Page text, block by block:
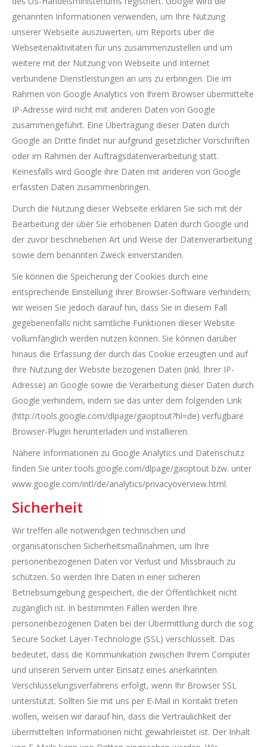
genannten Informationen verwenden, um Ihre Nutzung
unserer Webseite auszuwerten, um Reports über die
Webseitenaktivitäten für uns zusammenzustellen und um
weitere mit der Nutzung von Webseite und Internet
verbundene Dienstleistungen an uns zu erbringen. Die im
Rahmen von Google Analytics von Ihrem Browser übermittelte
IP-Adresse wird nicht mit anderen Daten von Google
zusammengeführt. Eine Übertragung dieser Daten durch
Google an Dritte findet nur aufgrund gesetzlicher Vorschriften
oder im Rahmen der Auftragsdatenverarbeitung statt.
Keinesfalls wird Google ihre Daten mit anderen von Google
erfassten Daten zusammenbringen.
Durch die Nutzung dieser Webseite erklären Sie sich mit der
Bearbeitung der über Sie erhobenen Daten durch Google und
der zuvor beschriebenen Art und Weise der Datenverarbeitung
sowie dem benannten Zweck einverstanden.
Sie können die Speicherung der Cookies durch eine
entsprechende Einstellung Ihrer Browser-Software verhindern;
wir weisen Sie jedoch darauf hin, dass Sie in diesem Fall
gegebenenfalls nicht sämtliche Funktionen dieser Website
vollumfänglich werden nutzen können. Sie können darüber
hinaus die Erfassung der durch das Cookie erzeugten und auf
Ihre Nutzung der Website bezogenen Daten (inkl. Ihrer IP-
Adresse) an Google sowie die Verarbeitung dieser Daten durch
Google verhindern, indem sie das unter dem folgenden Link
(http://tools.google.com/dlpage/gaoptout?hl=de) verfügbare
Browser-Plugin herunterladen und installieren.
Nähere Informationen zu Google Analytics und Datenschutz
finden Sie unter tools.google.com/dlpage/gaoptout bzw. unter
www.google.com/intl/de/analytics/privacyoverview.html.
Sicherheit
Wir treffen alle notwendigen technischen und
organisatorischen Sicherheitsmaßnahmen, um Ihre
personenbezogenen Daten vor Verlust und Missbrauch zu
schützen. So werden Ihre Daten in einer sicheren
Betriebsumgebung gespeichert, die der Öffentlichkeit nicht
zugänglich ist. In bestimmten Fällen werden Ihre
personenbezogenen Daten bei der Übermittlung durch die sog.
Secure Socket Layer-Technologie (SSL) verschlüsselt. Das
bedeutet, dass die Kommunikation zwischen Ihrem Computer
und unseren Servern unter Einsatz eines anerkannten
Verschlüsselungsverfahrens erfolgt, wenn Ihr Browser SSL
unterstützt. Sollten Sie mit uns per E-Mail in Kontakt treten
wollen, weisen wir darauf hin, dass die Vertraulichkeit der
übermittelten Informationen nicht gewährleistet ist. Der Inhalt